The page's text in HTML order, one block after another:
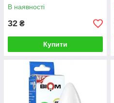
В наявності
32 ₴
Купити